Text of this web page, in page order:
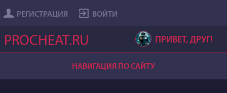
РЕГИСТРАЦИЯ ВОЙТИ
PROCHEAT.RU ПРИВЕТ, ДРУГ!
НАВИГАЦИЯ ПО САЙТУ